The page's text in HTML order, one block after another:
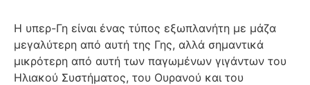
Η υπερ-Γη είναι ένας τύπος εξωπλανήτη με μάζα
μεγαλύτερη από αυτή της Γης, αλλά σημαντικά
μικρότερη από αυτή των παγωμένων γιγάντων του
Ηλιακού Συστήματος, του Ουρανού και του